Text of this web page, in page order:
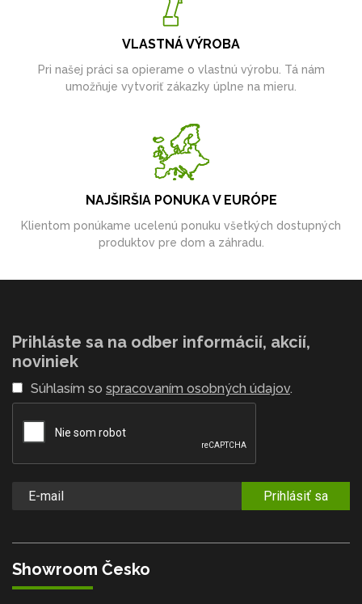
VLASTNÁ VÝROBA
Pri našej práci sa opierame o vlastnú výrobu. Tá nám
umožňuje vytvoriť zákazky úplne na mieru.
NAJŠIRŠIA PONUKA V EURÓPE
Klientom ponúkame ucelenú ponuku všetkých dostupných
produktov pre dom a záhradu.
Prihláste sa na odber informácií, akcií,
noviniek
Súhlasím so spracovaním osobných údajov.
Prihlásiť sa
Showroom Česko